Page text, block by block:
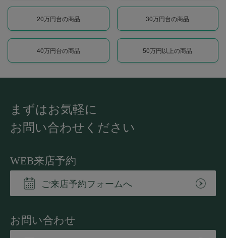
20万円台の商品 30万円台の商品
40万円台の商品 50万円以上の商品
まずはお気軽に
お問い合わせください
WEB来店予約
ご来店予約フォームへ
お問い合わせ